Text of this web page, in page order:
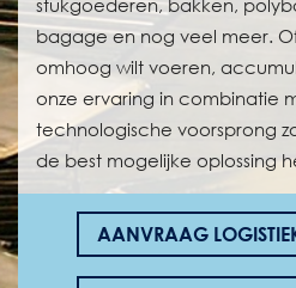
stukgoederen, bakken,
bagage en nog veel meer.
omhoog wilt voeren,
onze ervaring in combinatie
technologische voorsprong
de best mogelijke oplossing
AANVRAAG